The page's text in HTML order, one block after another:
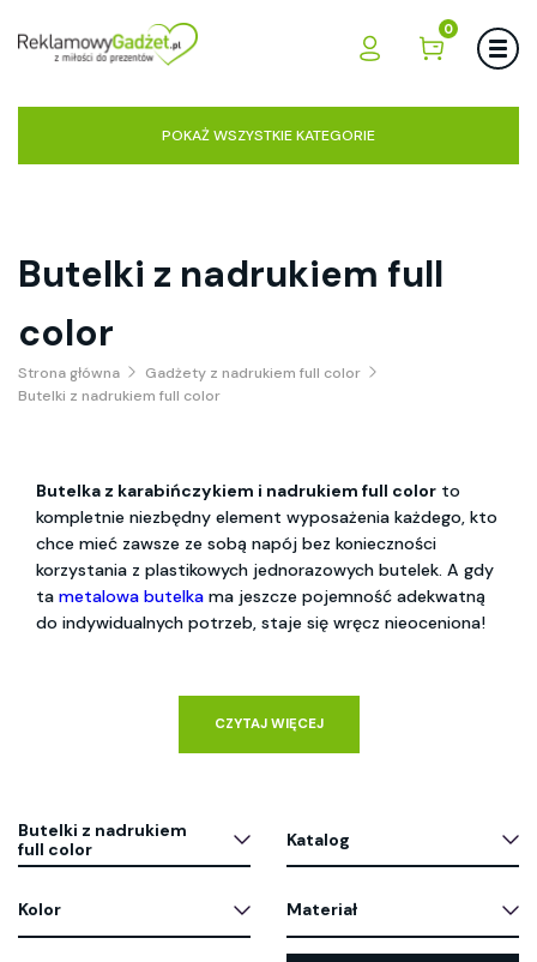
0
POKAŻ WSZYSTKIE KATEGORIE
Butelki z nadrukiem full
color
Strona główna
Gadżety z nadrukiem full color
Butelki z nadrukiem full color
Butelka z karabińczykiem i nadrukiem full color to
kompletnie niezbędny element wyposażenia każdego, kto
chce mieć zawsze ze sobą napój bez konieczności
korzystania z plastikowych jednorazowych butelek. A gdy
ta metalowa butelka ma jeszcze pojemność adekwatną
do indywidualnych potrzeb, staje się wręcz nieoceniona!
CZYTAJ WIĘCEJ
Butelki z nadrukiem
full color
Katalog
Kolor Materiał